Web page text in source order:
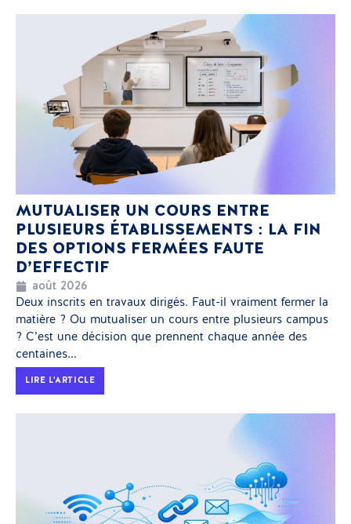
MUTUALISER UN COURS ENTRE
PLUSIEURS ÉTABLISSEMENTS : LA FIN
DES OPTIONS FERMÉES FAUTE
D’EFFECTIF
août 2026
Deux inscrits en travaux dirigés. Faut-il vraiment fermer la
matière ? Ou mutualiser un cours entre plusieurs campus
? C’est une décision que prennent chaque année des
centaines...
LIRE L'ARTICLE